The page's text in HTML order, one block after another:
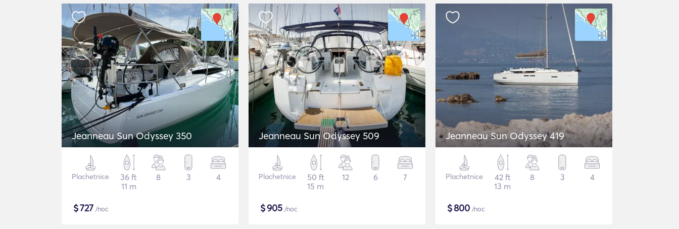
Jeanneau Sun Odyssey 350
Plachetnice
36 ft
11 m
8 3 4
$727 /noc
Jeanneau Sun Odyssey 509
Plachetnice
50 ft
15 m
12 6 7
$905 /noc
Jeanneau Sun Odyssey 419
Plachetnice
42 ft
13 m
8 3 4
$800 /noc